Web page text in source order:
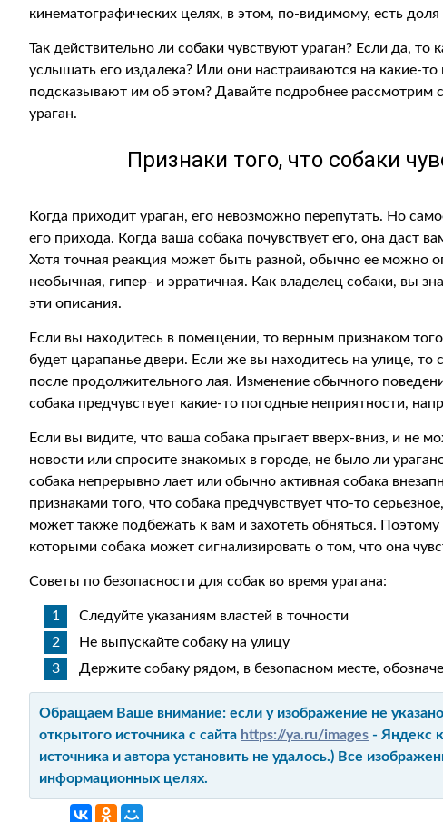
кинематографических целях, в этом, по-видимому, есть
Так действительно ли собаки чувствуют ураган? Если да,
услышать его издалека? Или они настраиваются на какие-
подсказывают им об этом? Давайте подробнее рассмотрим
ураган.
Признаки того, что собаки
Когда приходит ураган, его невозможно перепутать. Но
его прихода. Когда ваша собака почувствует его, она даст
Хотя точная реакция может быть разной, обычно ее можно
необычная, гипер- и эрратичная. Как владелец собаки, вы
эти описания.
Если вы находитесь в помещении, то верным признаком
будет царапанье двери. Если же вы находитесь на улице, то
после продолжительного лая. Изменение обычного
собака предчувствует какие-то погодные неприятности,
Если вы видите, что ваша собака прыгает вверх-вниз, и не
новости или спросите знакомых в городе, не было ли
собака непрерывно лает или обычно активная собака
признаками того, что собака предчувствует что-то
может также подбежать к вам и захотеть обняться.
которыми собака может сигнализировать о том, что она
Советы по безопасности для собак во время урагана:
Следуйте указаниям властей в точности
Не выпускайте собаку на улицу
Держите собаку рядом, в безопасном месте,
Обращаем Ваше внимание: если у изображение не указано
открытого источника с сайта https://ya.ru/images - Яндекс
источника и автора установить не удалось.) Все
информационных целях.